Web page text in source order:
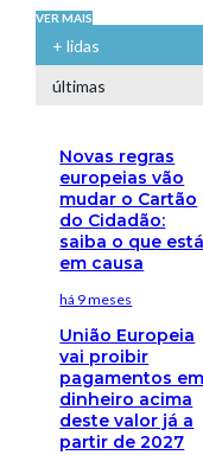
VER MAIS
+ lidas
últimas
Novas regras
europeias vão
mudar o Cartão
do Cidadão:
saiba o que está
em causa
há 9 meses
União Europeia
vai proibir
pagamentos em
dinheiro acima
deste valor já a
partir de 2027